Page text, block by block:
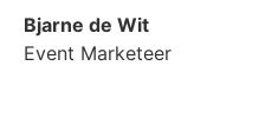
Bjarne de Wit
Event Marketeer